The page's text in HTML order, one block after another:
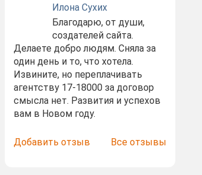
Илона Сухих
Благодарю, от души,
создателей сайта.
Делаете добро людям. Сняла за
один день и то, что хотела.
Извините, но переплачивать
агентству 17-18000 за договор
смысла нет. Развития и успехов
вам в Новом году.
Добавить отзыв Все отзывы